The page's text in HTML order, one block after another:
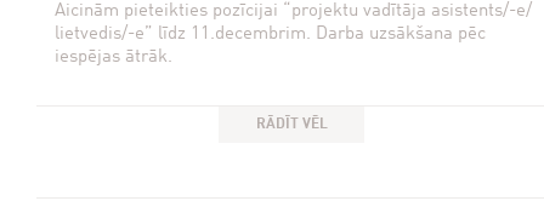
Aicinām pieteikties pozīcijai “projektu vadītāja asistents/-e/
lietvedis/-e” līdz 11.decembrim. Darba uzsākšana pēc
iespējas ātrāk.
RĀDĪT VĒL